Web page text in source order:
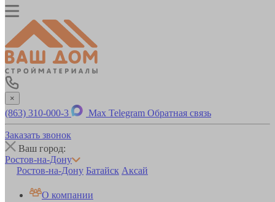
×
(863) 310-000-3 Max Telegram Обратная связь
Заказать звонок
Ваш город:
Ростов-на-Дону
Ростов-на-Дону Батайск Аксай
О компании